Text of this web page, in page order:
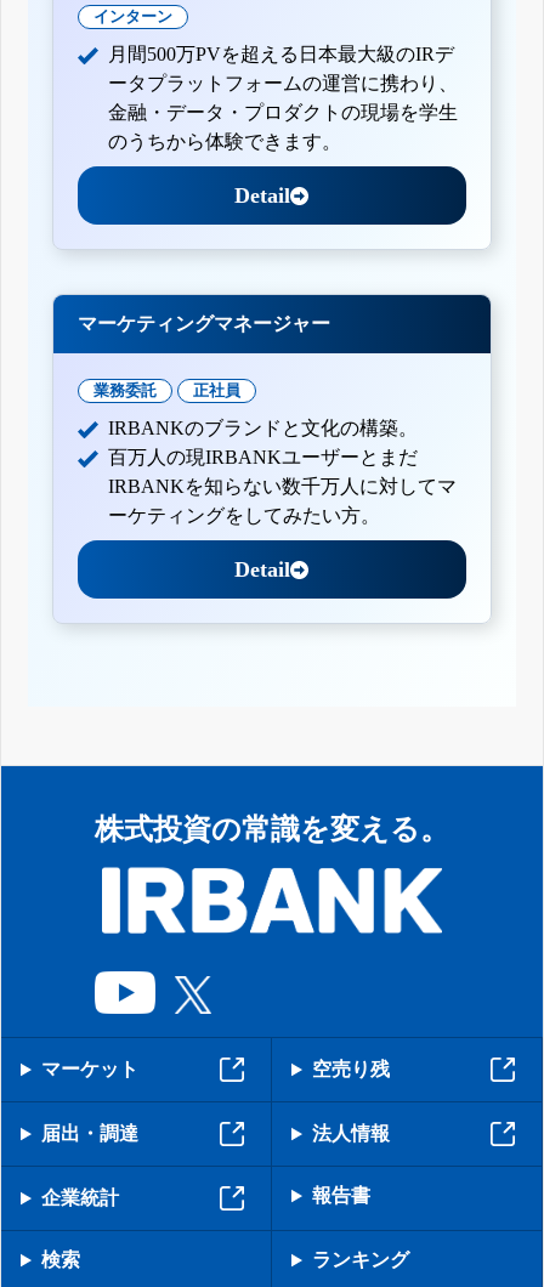
インターン
月間500万PVを超える日本最大級のIRデ
ータプラットフォームの運営に携わり、
金融・データ・プロダクトの現場を学生
のうちから体験できます。
Detail
マーケティングマネージャー
業務委託 正社員
IRBANKのブランドと文化の構築。
百万人の現IRBANKユーザーとまだ
IRBANKを知らない数千万人に対してマ
ーケティングをしてみたい方。
Detail
株式投資の常識を変える。
マーケット 空売り残
届出・調達 法人情報
企業統計 報告書
検索 ランキング